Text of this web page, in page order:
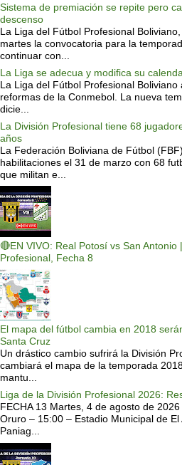
Sistema de premiación se repite pero
descenso
La Liga del Fútbol Profesional
martes la convocatoria para la
continuar con...
La Liga se adecua y modifica su
La Liga del Fútbol Profesional
reformas de la Conmebol. La nueva
dicie...
La División Profesional tiene 68
años
La Federación Boliviana de Fútbol
habilitaciones el 31 de marzo con 68
que militan e...
🔴EN VIVO: Real Potosí vs San Antonio
Profesional, Fecha 8
El mapa del fútbol cambia en 2018
Santa Cruz
Un drástico cambio sufrirá la División
cambiará el mapa de la temporada
mantu...
Liga de la División Profesional 2026:
FECHA 13 Martes, 4 de agosto de
Oruro – 15:00 – Estadio Municipal de
Paniag...